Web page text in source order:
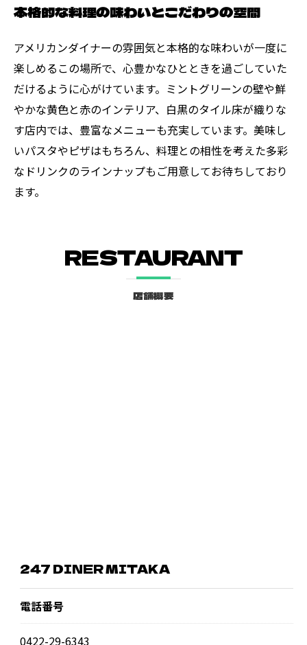
本格的な料理の味わいとこだわりの空間
アメリカンダイナーの雰囲気と本格的な味わいが一度に
楽しめるこの場所で、心豊かなひとときを過ごしていた
だけるように心がけています。ミントグリーンの壁や鮮
やかな黄色と赤のインテリア、白黒のタイル床が織りな
す店内では、豊富なメニューも充実しています。美味し
いパスタやピザはもちろん、料理との相性を考えた多彩
なドリンクのラインナップもご用意してお待ちしており
ます。
RESTAURANT
店舗概要
247 DINER MITAKA
電話番号
0422-29-6343